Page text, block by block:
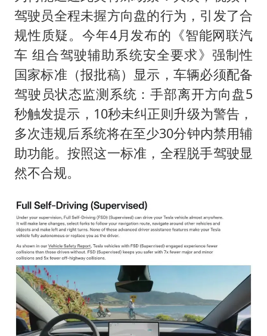
驾驶员全程未握方向盘的行为，引发了合
规性质疑。今年4月发布的《智能网联汽
车 组合驾驶辅助系统安全要求》强制性
国家标准（报批稿）显示，车辆必须配备
驾驶员状态监测系统：手部离开方向盘5
秒触发提示，10秒未纠正则升级为警告，
多次违规后系统将在至少30分钟内禁用辅
助功能。按照这一标准，全程脱手驾驶显
然不合规。